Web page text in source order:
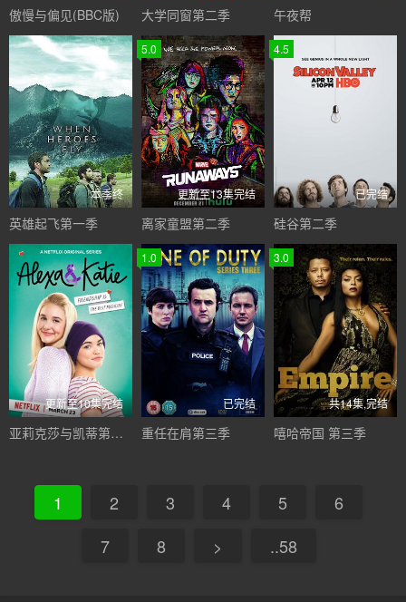
傲慢与偏见(BBC版) 大学同窗第二季 午夜帮
本季终
英雄起飞第一季
5.0
更新至13集完结
离家童盟第二季
4.5
已完结
硅谷第二季
更新至10集完结
亚莉克莎与凯蒂第二季
1.0
已完结
重任在肩第三季
3.0
共14集,完结
嘻哈帝国 第三季
1 2 3 4 5
6
7
8 > ..58